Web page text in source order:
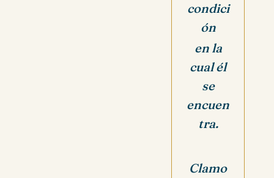
condici
ón
en la
cual él
se
encuen
tra.
Clamo